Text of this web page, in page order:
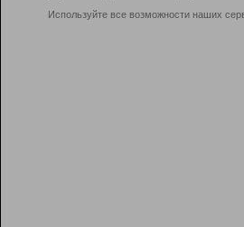
Используйте все возможности наших